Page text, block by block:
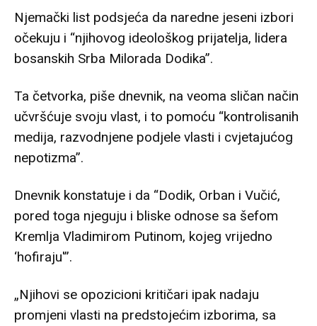
Njemački list podsjeća da naredne jeseni izbori
očekuju i “njihovog ideološkog prijatelja, lidera
bosanskih Srba Milorada Dodika”.
Ta četvorka, piše dnevnik, na veoma sličan način
učvršćuje svoju vlast, i to pomoću “kontrolisanih
medija, razvodnjene podjele vlasti i cvjetajućog
nepotizma”.
Dnevnik konstatuje i da “Dodik, Orban i Vučić,
pored toga njeguju i bliske odnose sa šefom
Kremlja Vladimirom Putinom, kojeg vrijedno
‘hofiraju'”.
„Njihovi se opozicioni kritičari ipak nadaju
promjeni vlasti na predstojećim izborima, sa